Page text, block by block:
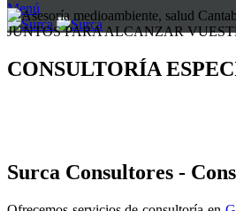
Menú
JUNTOS PARA ALCANZAR
CONSULTORÍA
Surca Consultores -